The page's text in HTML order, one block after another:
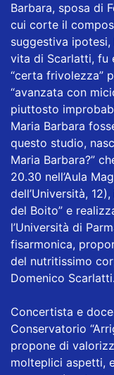
Barbara, sposa di
cui corte il
suggestiva
vita di Scarlatti, fu
“certa frivolezza”
“avanzata con
piuttosto
Maria Barbara
questo studio,
Maria Barbara?”
20.30 nell’Aula
dell’Università,
del Boito” e
l’Università di
fisarmonica,
del nutritissimo
Domenico Scarlatti.
Concertista e
Conservatorio
propone di
molteplici aspetti,